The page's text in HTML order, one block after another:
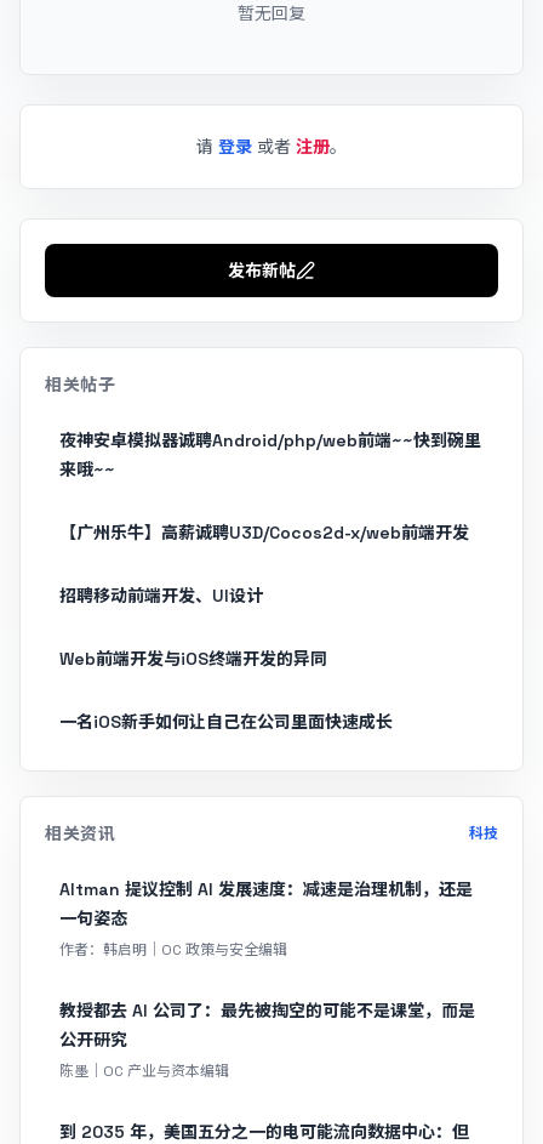
暂无回复
请 登录 或者 注册。
发布新帖
相关帖子
夜神安卓模拟器诚聘Android/php/web前端~~快到碗里
来哦~~
【广州乐牛】高薪诚聘U3D/Cocos2d-x/web前端开发
招聘移动前端开发、UI设计
Web前端开发与iOS终端开发的异同
一名iOS新手如何让自己在公司里面快速成长
相关资讯 科技
Altman 提议控制 AI 发展速度：减速是治理机制，还是
一句姿态
作者：韩启明｜OC 政策与安全编辑
教授都去 AI 公司了：最先被掏空的可能不是课堂，而是
公开研究
陈墨｜OC 产业与资本编辑
到 2035 年，美国五分之一的电可能流向数据中心：但